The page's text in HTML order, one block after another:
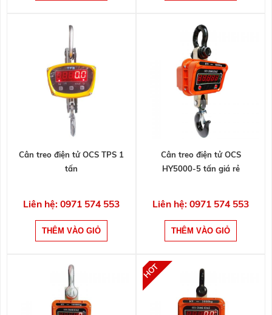
Cân treo điện tử OCS TPS 1
tấn
Liên hệ: 0971 574 553
Cân treo điện tử OCS
HY5000-5 tấn giá rẻ
Liên hệ: 0971 574 553